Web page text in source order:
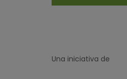
Una iniciativa de